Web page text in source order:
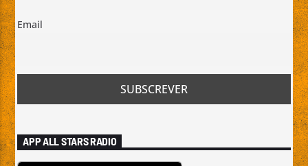
Emissão da All Stars Radio
Email
APP ALL STARS RADIO